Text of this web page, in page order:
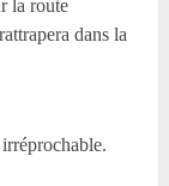
la route
dans la